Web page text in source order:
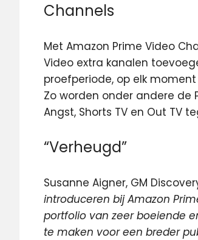
Channels
Met Amazon Prime Video
Video extra kanalen
proefperiode, op elk
Zo worden onder andere de
Angst, Shorts TV en Out TV
“Verheugd”
Susanne Aigner, GM
introduceren bij Amazon
portfolio van zeer boeiende
te maken voor een breder